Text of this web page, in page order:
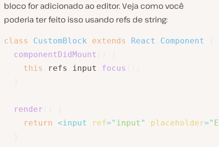
bloco for adicionado ao editor. Veja como você
poderia ter feito isso usando refs de string:
class CustomBlock extends React Component
componentDidMount
this
refs input focus
render
return <input ref=" input " placeholder="